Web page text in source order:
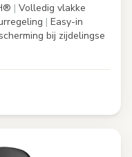
| Volledig vlakke
| Easy-in
bij zijdelingse